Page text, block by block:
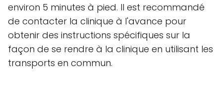
environ 5 minutes à pied. Il est recommandé
de contacter la clinique à l'avance pour
obtenir des instructions spécifiques sur la
façon de se rendre à la clinique en utilisant les
transports en commun.